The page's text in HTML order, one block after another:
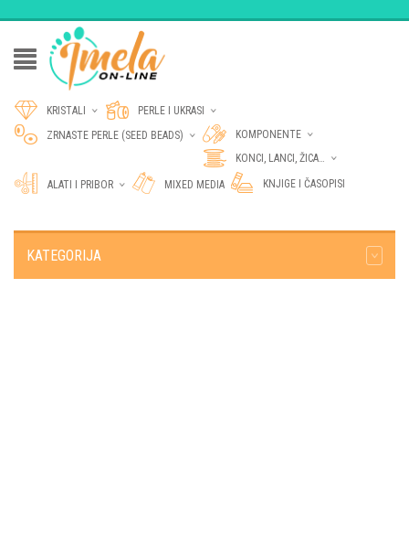
KRISTALI
PERLE I UKRASI
ZRNASTE PERLE (SEED BEADS)
KOMPONENTE
KONCI, LANCI, ŽICA…
ALATI I PRIBOR MIXED MEDIA KNJIGE I ČASOPISI
KATEGORIJA